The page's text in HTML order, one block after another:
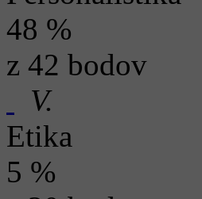
48 %
z 42 bodov
V.
Etika
5 %